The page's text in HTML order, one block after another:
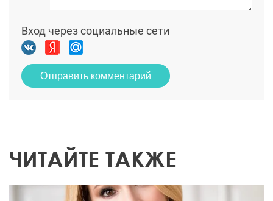
Вход через социальные сети
Отправить комментарий
ЧИТАЙТЕ ТАКЖЕ